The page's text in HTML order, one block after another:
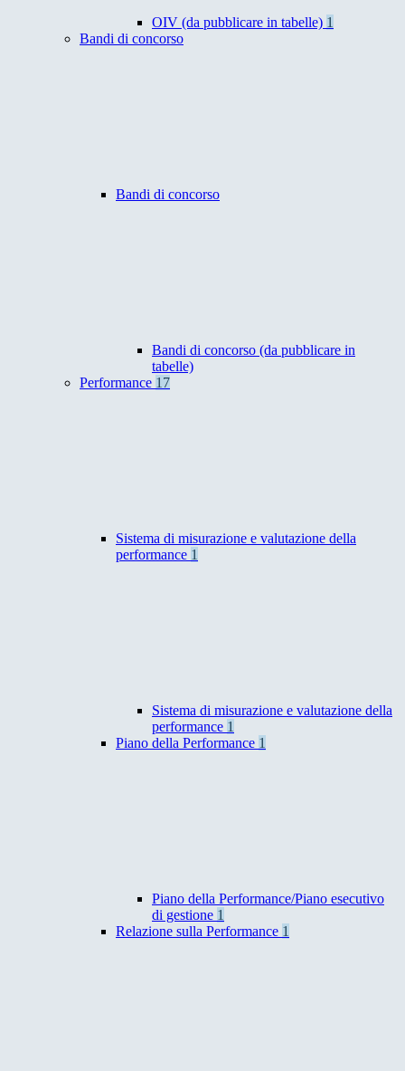
OIV (da pubblicare in tabelle) 1
Bandi di concorso
Bandi di concorso
Bandi di concorso (da pubblicare in
tabelle)
Performance 17
Sistema di misurazione e valutazione della
performance 1
Sistema di misurazione e valutazione della
performance 1
Piano della Performance 1
Piano della Performance/Piano esecutivo
di gestione 1
Relazione sulla Performance 1